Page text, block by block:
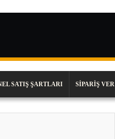
SATIŞ ŞARTLARI SIPARIŞ VER